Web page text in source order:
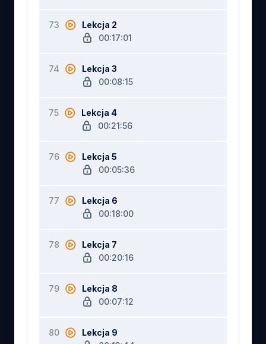
73
Lekcja 2
00:17:01
74
Lekcja 3
00:08:15
75
Lekcja 4
00:21:56
76
Lekcja 5
00:05:36
77
Lekcja 6
00:18:00
78
Lekcja 7
00:20:16
79
Lekcja 8
00:07:12
80
Lekcja 9